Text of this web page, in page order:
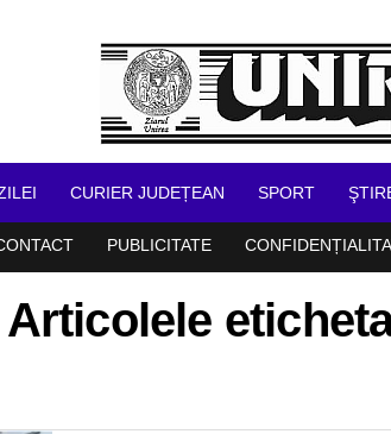
CURIER JUDEȚEAN SPORT
PUBLICITATE
Articolele